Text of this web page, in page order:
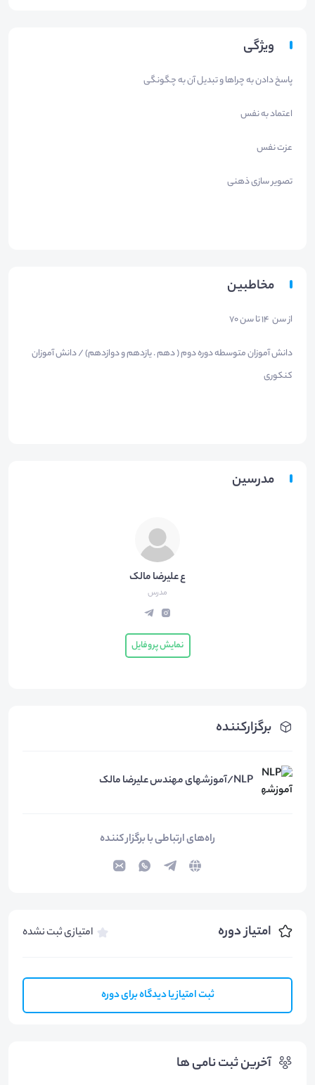
برگزارکننده
NLP/آموزشهای مهندس علیرضا مالک
راه‌های ارتباطی با برگزار کننده
امتیاز دوره امتیازی ثبت نشده
ثبت امتیاز یا دیدگاه برای دوره
آخرین ثبت نامی ها
ویژگی
پاسخ دادن به چراها و تبدیل آن به چگونگی
اعتماد به نفس
عزت نفس
تصویر سازی ذهنی
مخاطبین
از سن 14 تا سن 70
دانش آموزان متوسطه دوره دوم ( دهم . یازدهم و دوازدهم) / دانش آموزان
کنکوری
مدرسین
ع علیرضا مالک
مدرس
نمایش پروفایل